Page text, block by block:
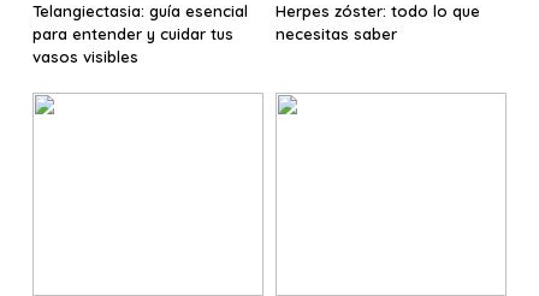
Telangiectasia: guía esencial
para entender y cuidar tus
vasos visibles
Herpes zóster: todo lo que
necesitas saber